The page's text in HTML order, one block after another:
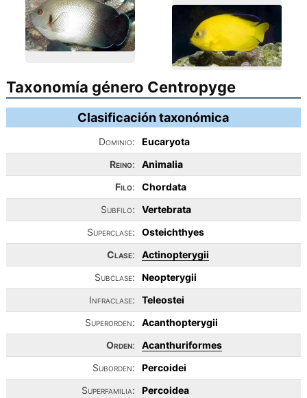
Taxonomía género Centropyge
Clasificación taxonómica
Dominio:
Eucaryota
Reino:
Animalia
Filo:
Chordata
Subfilo:
Vertebrata
Superclase:
Osteichthyes
Clase:
Actinopterygii
Subclase:
Neopterygii
Infraclase:
Teleostei
Superorden:
Acanthopterygii
Orden:
Acanthuriformes
Suborden:
Percoidei
Superfamilia:
Percoidea